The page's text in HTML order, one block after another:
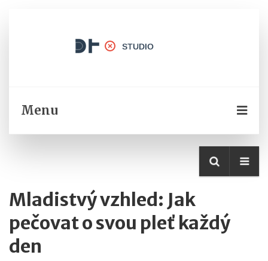
Menu
Mladistvý vzhled: Jak
pečovat o svou pleť každý
den